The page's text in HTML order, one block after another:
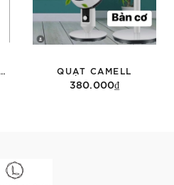
QUẠT CAMELL
380.000₫